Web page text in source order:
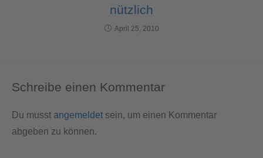
nützlich
April 25, 2010
Schreibe einen Kommentar
Du musst angemeldet sein, um einen Kommentar
abgeben zu können.